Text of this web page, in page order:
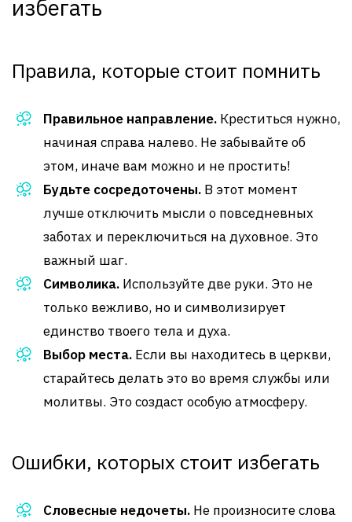
избегать
Правила, которые стоит помнить
Правильное направление. Креститься нужно,
начиная справа налево. Не забывайте об
этом, иначе вам можно и не простить!
Будьте сосредоточены. В этот момент
лучше отключить мысли о повседневных
заботах и переключиться на духовное. Это
важный шаг.
Символика. Используйте две руки. Это не
только вежливо, но и символизирует
единство твоего тела и духа.
Выбор места. Если вы находитесь в церкви,
старайтесь делать это во время службы или
молитвы. Это создаст особую атмосферу.
Ошибки, которых стоит избегать
Словесные недочеты. Не произносите слова